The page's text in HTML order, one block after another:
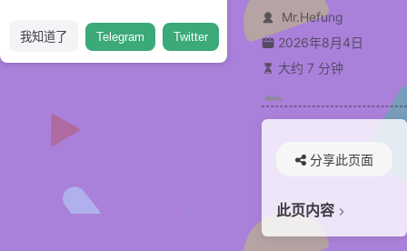
Mr.Hefung
2026年8月4日
大约 7 分钟
分享此页面
此页内容
简介
我知道了 Telegram Twitter